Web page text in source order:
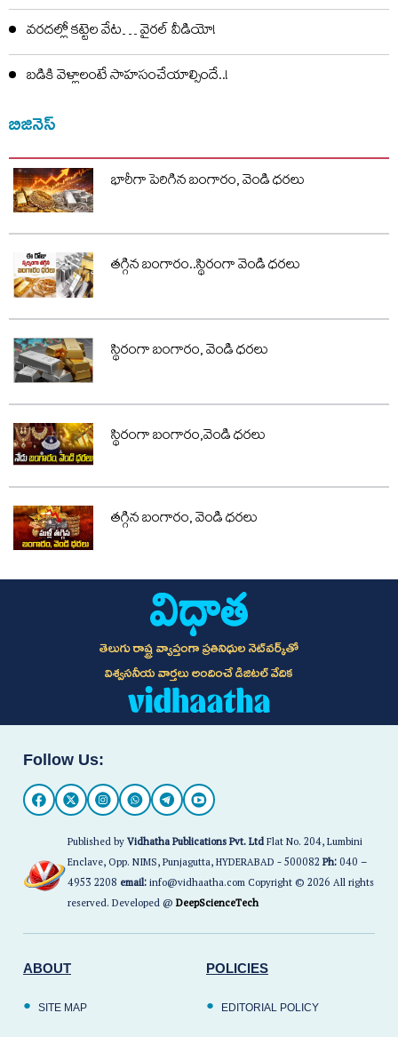
వరదల్లో కట్టెల వేట… వైరల్ వీడియో!
బడికి వెళ్లాలంటే సాహసంచేయాల్సిందే..!
బిజినెస్
భారీగా పెరిగిన బంగారం, వెండి ధరలు
తగ్గిన బంగారం..స్థిరంగా వెండి ధరలు
స్థిరంగా బంగారం, వెండి ధరలు
స్థిరంగా బంగారం,వెండి ధరలు
తగ్గిన బంగారం, వెండి ధరలు
తెలుగు రాష్ట్ర వ్యాప్తంగా ప్రతినిధుల నెట్‌వర్క్‌తో
విశ్వసనీయ వార్తలు అందించే డిజిటల్ వేదిక
Follow Us:
Published byVidhatha Publications Pvt. LtdFlat No. 204, Lumbini
Enclave, Opp. NIMS, Punjagutta, HYDERABAD - 500082Ph:040 –
4953 2208 email:info@vidhaatha.com Copyright © 2026 All rights
reserved. Developed @DeepScienceTech
ABOUT
SITE MAP
POLICIES
EDITORIAL POLICY